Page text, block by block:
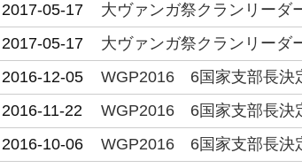
2017-05-17
大ヴァンガ祭クランリーダ
2017-05-17
大ヴァンガ祭クランリーダ
2016-12-05
WGP2016 6国家支部長決
2016-11-22
WGP2016 6国家支部長決
2016-10-06
WGP2016 6国家支部長決